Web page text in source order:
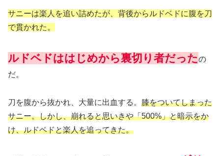
サニーは楽人を追い詰めたが、背後からルドベドに腹を刀
で貫かれた。
ルドベドははじめから裏切り者だったの
だ。
刀を腹から抜かれ、大量に出血する。 膝をついてしまった
サニー。しかし、崩れると思いきや「500%」と暗示をか
け、ルドベドと楽人を追ってきた。